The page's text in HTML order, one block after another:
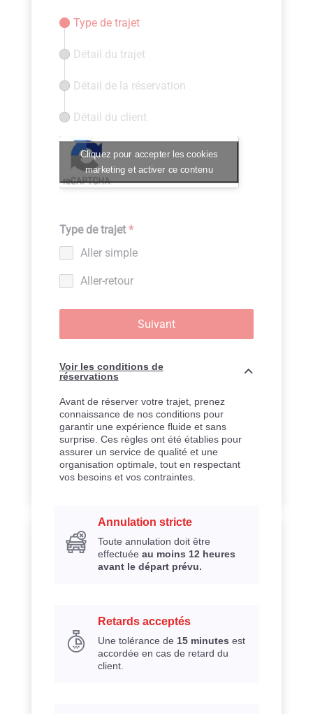
Type de trajet
Détail du trajet
Détail de la réservation
Détail du client
Cliquez pour accepter les cookies
marketing et activer ce contenu
Type de trajet*
Aller simple
Aller-retour
Suivant
Voir les conditions de
réservations
Avant de réserver votre trajet, prenez
connaissance de nos conditions pour
garantir une expérience fluide et sans
surprise. Ces règles ont été établies pour
assurer un service de qualité et une
organisation optimale, tout en respectant
vos besoins et vos contraintes.
Annulation stricte
Toute annulation doit être
effectuée au moins 12 heures
avant le départ prévu.
Retards acceptés
Une tolérance de 15 minutes est
accordée en cas de retard du
client.